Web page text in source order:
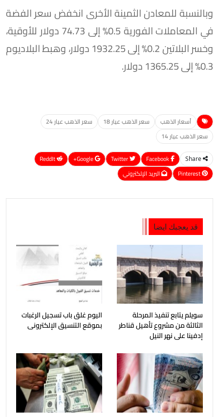
وبالنسبة للمعادن الثمينة الأخرى انخفض سعر الفضة
في المعاملات الفورية 0.5% إلى 74.73 دولار للأوقية،
وخسر البلاتين 0.2% إلى 1932.25 دولار، وهبط البلاديوم
0.3% إلى 1365.25 دولار.
أسعار الذهب سعر الذهب عيار 18
سعر الذهب عيار 24
سعر الذهب عيار 14
Share
Google+
ReddIt
Pinterest
البريد الإلكتروني
قد يعجبك ايضا
سويلم يتابع تنفيذ المرحلة
الثالثة من مشروع تأهيل قناطر
إدفينا على نهر النيل
اليوم غلق باب تسجيل الرغبات
بموقع التنسيق الإلكترونى